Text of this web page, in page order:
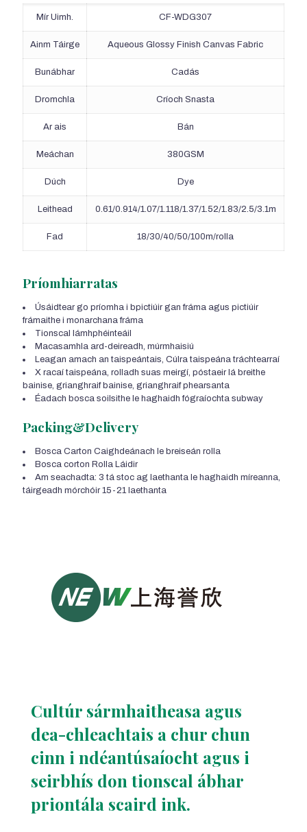
Mír Uimh. CF-WDG307
Ainm Táirge Aqueous Glossy Finish Canvas Fabric
Bunábhar Cadás
Dromchla Críoch Snasta
Ar ais Bán
Meáchan 380GSM
Dúch Dye
Leithead 0.61/0.914/1.07/1.118/1.37/1.52/1.83/2.5/3.1m
Fad 18/30/40/50/100m/rolla
Príomhiarratas
Úsáidtear go príomha i bpictiúir gan fráma agus pictiúir
frámaithe i monarchana fráma
Tionscal lámhphéinteáil
Macasamhla ard-deireadh, múrmhaisiú
Leagan amach an taispeántais, Cúlra taispeána tráchtearraí
X racaí taispeána, rolladh suas meirgí, póstaeir lá breithe
bainise, grianghraif bainise, grianghraif phearsanta
Éadach bosca soilsithe le haghaidh fógraíochta subway
Packing&Delivery
Bosca Carton Caighdeánach le breiseán rolla
Bosca corton Rolla Láidir
Am seachadta: 3 tá stoc ag laethanta le haghaidh míreanna,
táirgeadh mórchóir 15-21 laethanta
Cultúr sármhaitheasa agus
dea-chleachtais a chur chun
cinn i ndéantúsaíocht agus i
seirbhís don tionscal ábhar
priontála scaird ink.